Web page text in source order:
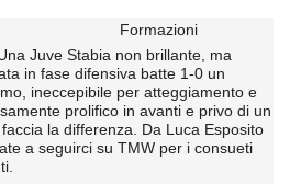
Formazioni
Juve Stabia non brillante, ma
in fase difensiva batte 1-0 un
ineccepibile per atteggiamento e
prolifico in avanti e privo di un
la differenza. Da Luca Esposito
a seguirci su TMW per i consueti